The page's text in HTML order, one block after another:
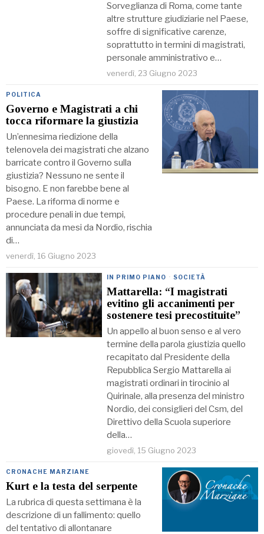
Sorveglianza di Roma, come tante
altre strutture giudiziarie nel Paese,
soffre di significative carenze,
soprattutto in termini di magistrati,
personale amministrativo e…
venerdì, 23 Giugno 2023
POLITICA
Governo e Magistrati a chi
tocca riformare la giustizia
Un’ennesima riedizione della
telenovela dei magistrati che alzano
barricate contro il Governo sulla
giustizia? Nessuno ne sente il
bisogno. E non farebbe bene al
Paese. La riforma di norme e
procedure penali in due tempi,
annunciata da mesi da Nordio, rischia
di…
venerdì, 16 Giugno 2023
IN PRIMO PIANO · SOCIETÀ
Mattarella: “I magistrati
evitino gli accanimenti per
sostenere tesi precostituite”
Un appello al buon senso e al vero
termine della parola giustizia quello
recapitato dal Presidente della
Repubblica Sergio Mattarella ai
magistrati ordinari in tirocinio al
Quirinale, alla presenza del ministro
Nordio, dei consiglieri del Csm, del
Direttivo della Scuola superiore
della…
giovedì, 15 Giugno 2023
CRONACHE MARZIANE
Kurt e la testa del serpente
La rubrica di questa settimana è la
descrizione di un fallimento: quello
del tentativo di allontanare